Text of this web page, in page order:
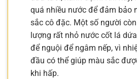
quá nhiều nước để đảm bảo
sắc cô đặc. Một số người
lượng rất nhỏ nước cốt lá
để nguội để ngâm nếp, vì
đầu có thể giúp màu sắc
khi hấp.